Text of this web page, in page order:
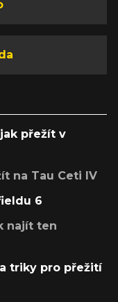
přežít v
na Tau Ceti IV
6
najít ten
triky pro přežití